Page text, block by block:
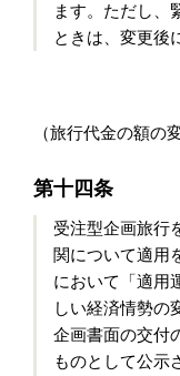
ます。ただし、
ときは、変更後
（旅行代金の額の
第十四条
受注型企画旅行
関について適用
において「適用
しい経済情勢の
企画書面の交付
ものとして公示